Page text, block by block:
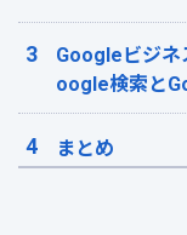
Googleビジネ
oogle検索と
まとめ